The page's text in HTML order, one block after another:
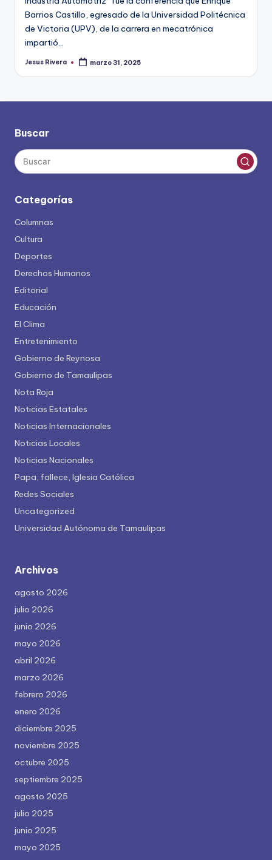
Barrios Castillo, egresado de la Universidad Politécnica
de Victoria (UPV), de la carrera en mecatrónica
impartió…
Publicado
Jesus Rivera marzo 31, 2025
Buscar
Categorías
Columnas
Cultura
Deportes
Derechos Humanos
Editorial
Educación
El Clima
Entretenimiento
Gobierno de Reynosa
Gobierno de Tamaulipas
Nota Roja
Noticias Estatales
Noticias Internacionales
Noticias Locales
Noticias Nacionales
Papa, fallece, Iglesia Católica
Redes Sociales
Uncategorized
Universidad Autónoma de Tamaulipas
Archivos
agosto 2026
julio 2026
junio 2026
mayo 2026
abril 2026
marzo 2026
febrero 2026
enero 2026
diciembre 2025
noviembre 2025
octubre 2025
septiembre 2025
agosto 2025
julio 2025
junio 2025
mayo 2025